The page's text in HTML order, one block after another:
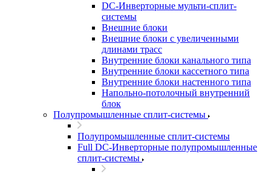
DC-Инверторные мульти-сплит-
системы
Внешние блоки
Внешние блоки с увеличенными
длинами трасс
Внутренние блоки канального типа
Внутренние блоки кассетного типа
Внутренние блоки настенного типа
Напольно-потолочный внутренний
блок
Полупромышленные сплит-системы
Полупромышленные сплит-системы
Full DC-Инверторные полупромышленные
сплит-системы